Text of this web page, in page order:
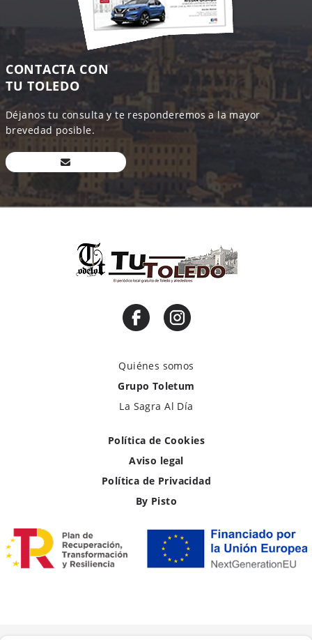
CONTACTA CON
TU TOLEDO
Déjanos tu consulta y te responderemos a la mayor
brevedad posible.
Quiénes somos
Grupo Toletum
La Sagra Al Día
Política de Cookies
Aviso legal
Política de Privacidad
By Pisto